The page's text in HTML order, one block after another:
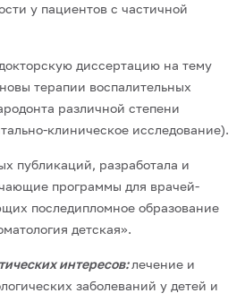
у пациентов с частичной
диссертацию на тему
терапии воспалительных
различной степени
клиническое исследование).
публикаций, разработала и
программы для врачей-
последипломное образование
детская».
интересов:лечение и
заболеваний у детей и